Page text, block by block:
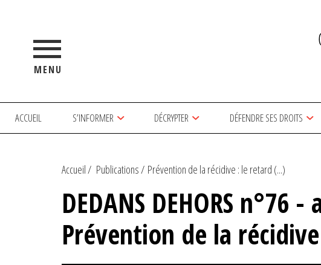
MENU
ACCUEIL S’INFORMER DÉCRYPTER DÉFENDRE SES DROITS
Accueil Publications Prévention de la récidive : le retard (...)
DEDANS DEHORS n°76
Prévention de la